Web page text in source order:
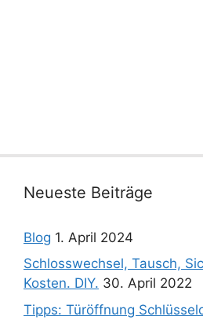
Neueste Beiträge
Blog 1. April 2024
Schlosswechsel, Tausch,
Kosten. DIY. 30. April 2022
Tipps: Türöffnung